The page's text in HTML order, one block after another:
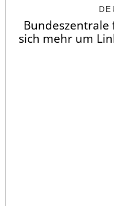
sich mehr um